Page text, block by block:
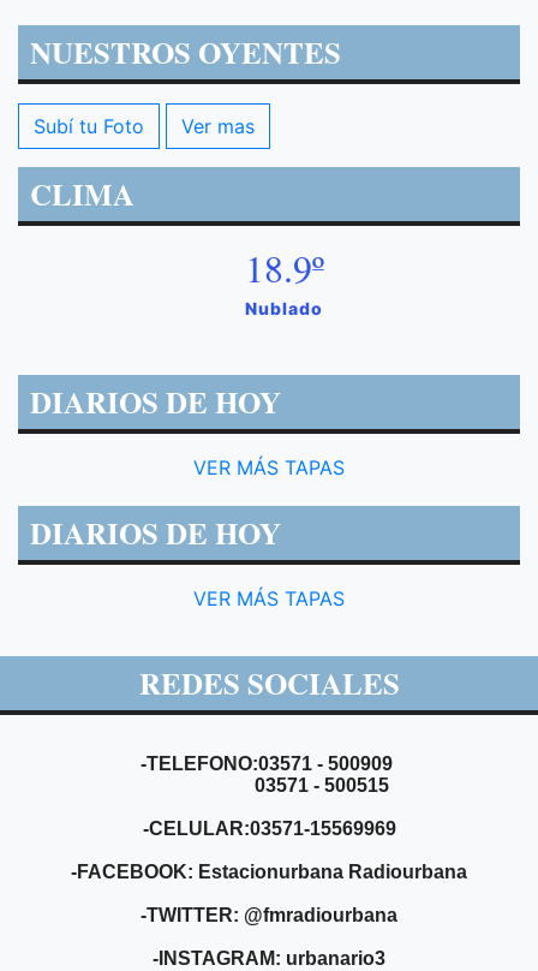
NUESTROS OYENTES
Subí tu Foto Ver mas
CLIMA
18.9º
Nublado
DIARIOS DE HOY
VER MÁS TAPAS
DIARIOS DE HOY
VER MÁS TAPAS
REDES SOCIALES
-TELEFONO:03571 - 500909
03571 - 500515
-CELULAR:03571-15569969
-FACEBOOK: Estacionurbana Radiourbana
-TWITTER: @fmradiourbana
-INSTAGRAM: urbanario3